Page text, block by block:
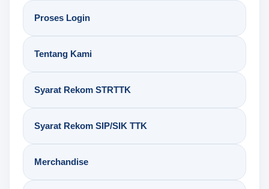
Proses Login
Tentang Kami
Syarat Rekom STRTTK
Syarat Rekom SIP/SIK TTK
Merchandise